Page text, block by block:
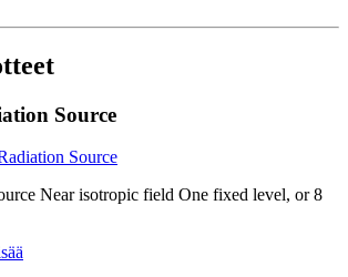
Source
Near isotropic field One fixed level, or 8